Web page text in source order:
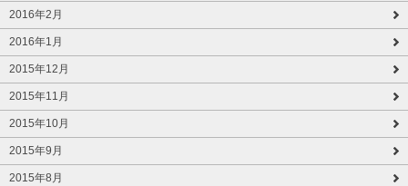
2016年2月
2016年1月
2015年12月
2015年11月
2015年10月
2015年9月
2015年8月